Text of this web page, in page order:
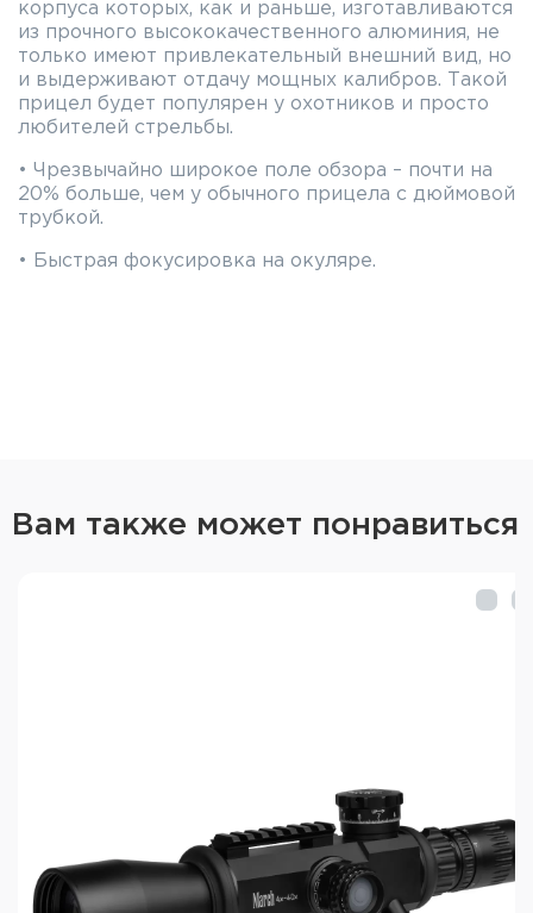
корпуса которых, как и раньше, изготавливаются
из прочного высококачественного алюминия, не
только имеют привлекательный внешний вид, но
и выдерживают отдачу мощных калибров. Такой
прицел будет популярен у охотников и просто
любителей стрельбы.
• Чрезвычайно широкое поле обзора – почти на
20% больше, чем у обычного прицела с дюймовой
трубкой.
• Быстрая фокусировка на окуляре.
Вам также может понравиться